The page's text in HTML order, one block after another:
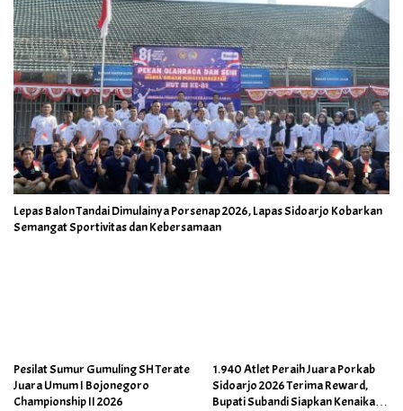
Lepas Balon Tandai Dimulainya Porsenap 2026, Lapas Sidoarjo Kobarkan
Semangat Sportivitas dan Kebersamaan
Pesilat Sumur Gumuling SH Terate
Juara Umum I Bojonegoro
Championship II 2026
1.940 Atlet Peraih Juara Porkab
Sidoarjo 2026 Terima Reward,
Bupati Subandi Siapkan Kenaikan